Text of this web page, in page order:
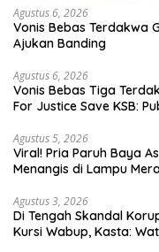
Agustus 6, 2026
Vonis Bebas Terdakwa
Ajukan Banding
Agustus 6, 2026
Vonis Bebas Tiga
For Justice Save KSB:
Agustus 5, 2026
Viral! Pria Paruh Baya
Menangis di Lampu
Agustus 3, 2026
Di Tengah Skandal
Kursi Wabup, Kasta: